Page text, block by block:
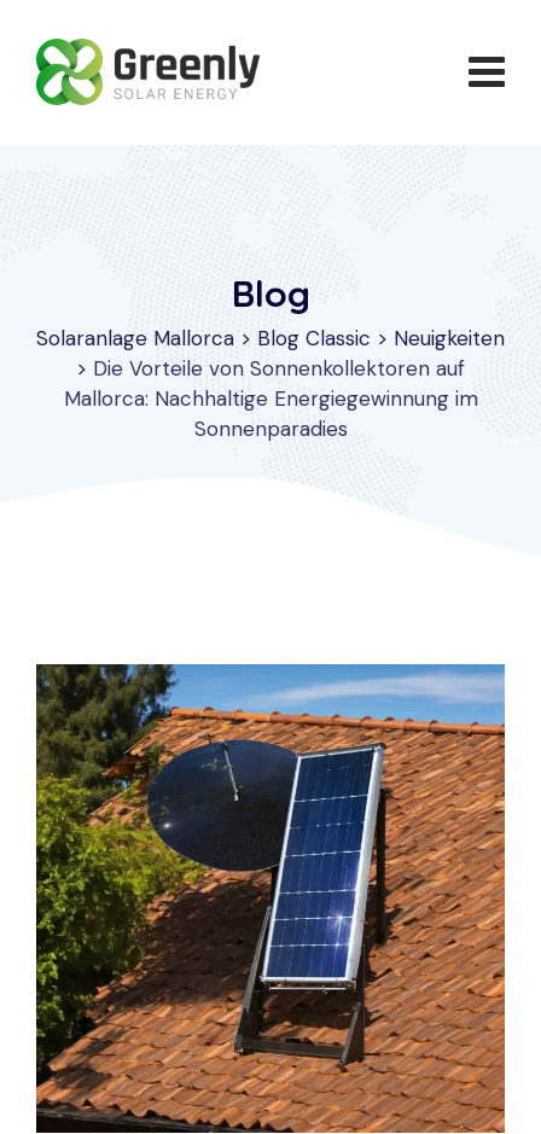
content
Blog
Solaranlage Mallorca > Blog Classic > Neuigkeiten
> Die Vorteile von Sonnenkollektoren auf
Mallorca: Nachhaltige Energiegewinnung im
Sonnenparadies